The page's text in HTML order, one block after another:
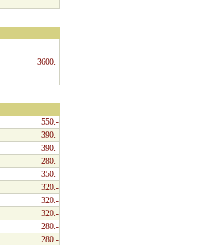
3600.-
550.-
390.-
390.-
280.-
350.-
320.-
320.-
320.-
280.-
280.-